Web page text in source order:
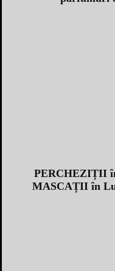
PERCHEZIȚII
MASCAȚII în